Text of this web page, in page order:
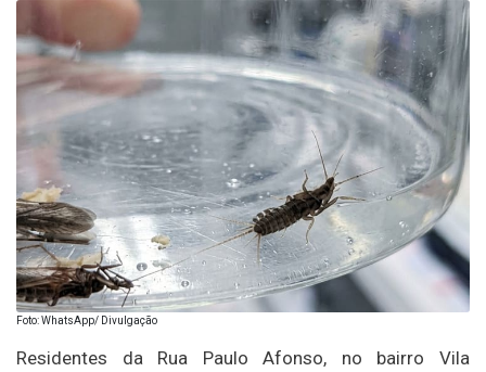
Foto: WhatsApp/ Divulgação
Residentes da Rua Paulo Afonso, no bairro Vila